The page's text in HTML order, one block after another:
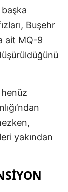
başka
Buşehr
ait MQ-9
yakından